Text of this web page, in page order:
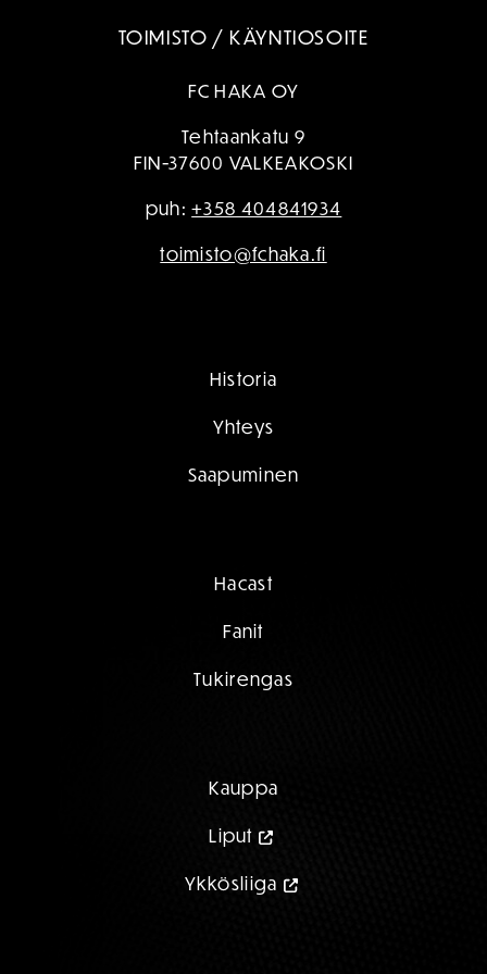
TOIMISTO / KÄYNTIOSOITE
FC HAKA OY
Tehtaankatu 9
FIN-37600 VALKEAKOSKI
puh:+358 404841934
toimisto@fchaka.fi
Historia
Yhteys
Saapuminen
Hacast
Fanit
Tukirengas
Kauppa
Liput
Ykkösliiga